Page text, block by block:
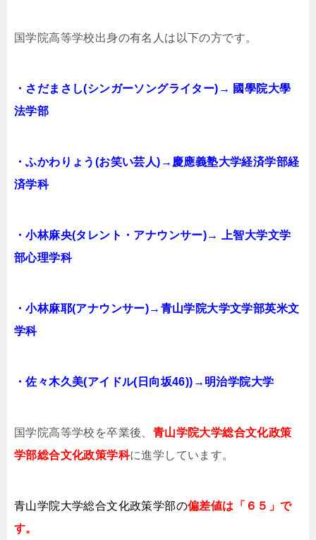
国学院高等学校出身の有名人は以下の方です。
・さだまさし(シンガーソングライター)→ 國學院大學
法学部
・ふかわりょう(お笑い芸人)→慶應義塾大学経済学部経
済学科
・小林麻央(タレント・アナウンサー)→ 上智大学文学
部心理学科
・小林麻耶(アナウンサー)→青山学院大学文学部英米文
学科
・佐々木久美(アイドル(日向坂46))→明治学院大学
国学院高等学校を卒業後、 青山学院大学総合文化政策
学部総合文化政策学科に進学しています。
青山学院大学総合文化政策学部の偏差値は「６５」で
す。